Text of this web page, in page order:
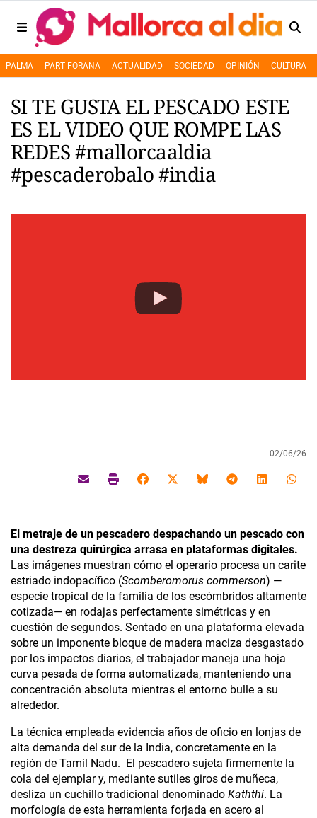
PALMA PART FORANA ACTUALIDAD SOCIEDAD OPINIÓN CULTURA
SI TE GUSTA EL PESCADO ESTE
ES EL VIDEO QUE ROMPE LAS
REDES #mallorcaaldia
#pescaderobalo #india
02/06/26
El metraje de un pescadero despachando un pescado con
una destreza quirúrgica arrasa en plataformas digitales.
Las imágenes muestran cómo el operario procesa un carite
estriado indopacífico (Scomberomorus commerson) —
especie tropical de la familia de los escómbridos altamente
cotizada— en rodajas perfectamente simétricas y en
cuestión de segundos. Sentado en una plataforma elevada
sobre un imponente bloque de madera maciza desgastado
por los impactos diarios, el trabajador maneja una hoja
curva pesada de forma automatizada, manteniendo una
concentración absoluta mientras el entorno bulle a su
alrededor.
La técnica empleada evidencia años de oficio en lonjas de
alta demanda del sur de la India, concretamente en la
región de Tamil Nadu. El pescadero sujeta firmemente la
cola del ejemplar y, mediante sutiles giros de muñeca,
desliza un cuchillo tradicional denominado Kaththi. La
morfología de esta herramienta forjada en acero al